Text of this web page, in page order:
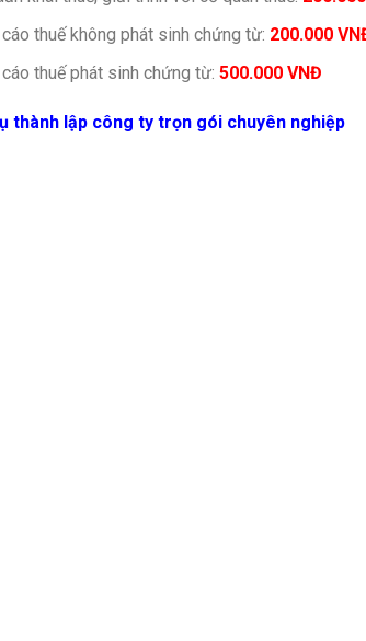
thuế không phát sinh chứng từ: 200.000
thuế phát sinh chứng từ: 500.000 VNĐ
thành lập công ty trọn gói chuyên nghiệp